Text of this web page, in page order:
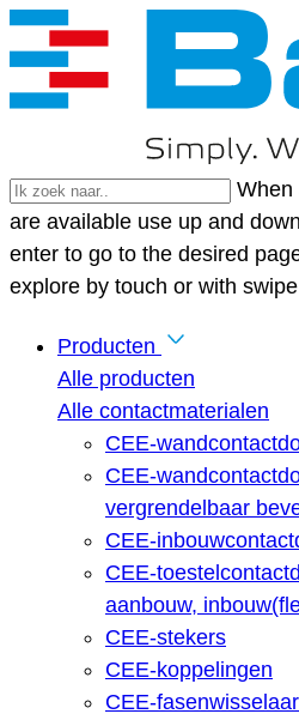
When
are available use up and
enter to go to the desired
explore by touch or with
Producten
Alle producten
Alle contactmaterialen
CEE-
CEE-
vergrendelbaar
CEE-
CEE-
aanbouw,
CEE-stekers
CEE-koppelingen
CEE-